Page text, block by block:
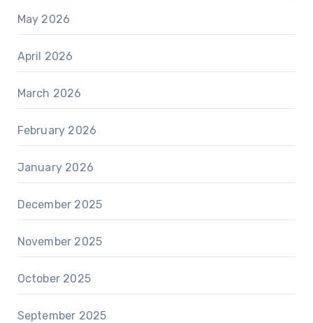
May 2026
April 2026
March 2026
February 2026
January 2026
December 2025
November 2025
October 2025
September 2025